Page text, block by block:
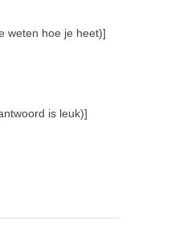
weten hoe je heet)]
is leuk)]